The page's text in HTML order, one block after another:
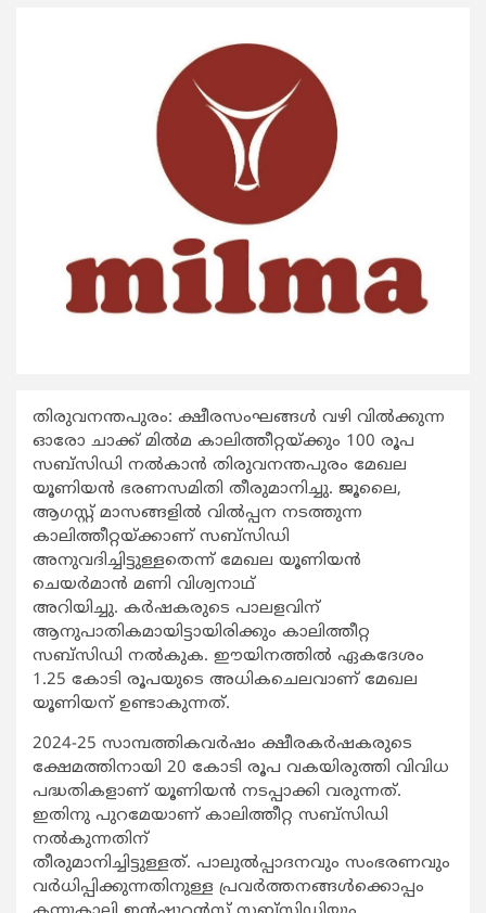
തിരുവനന്തപുരം: ക്ഷീരസംഘങ്ങള്‍ വഴി വില്‍ക്കുന്ന
ഓരോ ചാക്ക് മില്‍മ കാലിത്തീറ്റയ്ക്കും 100 രൂപ
സബ്സിഡി നല്‍കാന്‍ തിരുവനന്തപുരം മേഖല
യൂണിയന്‍ ഭരണസമിതി തീരുമാനിച്ചു. ജൂലൈ,
ആഗസ്റ്റ് മാസങ്ങളില്‍ വില്‍പ്പന നടത്തുന്ന
കാലിത്തീറ്റയ്ക്കാണ് സബ്സിഡി
അനുവദിച്ചിട്ടുള്ളതെന്ന് മേഖല യൂണിയന്‍
ചെയര്‍മാന്‍ മണി വിശ്വനാഥ്
അറിയിച്ചു. കര്‍ഷകരുടെ പാലളവിന്
ആനുപാതികമായിട്ടായിരിക്കും കാലിത്തീറ്റ
സബ്സിഡി നല്‍കുക. ഈയിനത്തില്‍ ഏകദേശം
1.25 കോടി രൂപയുടെ അധികചെലവാണ് മേഖല
യൂണിയന് ഉണ്ടാകുന്നത്.
2024-25 സാമ്പത്തികവര്‍ഷം ക്ഷീരകര്‍ഷകരുടെ
ക്ഷേമത്തിനായി 20 കോടി രൂപ വകയിരുത്തി വിവിധ
പദ്ധതികളാണ് യൂണിയന്‍ നടപ്പാക്കി വരുന്നത്.
ഇതിനു പുറമേയാണ് കാലിത്തീറ്റ സബ്സിഡി
നല്‍കുന്നതിന്
തീരുമാനിച്ചിട്ടുള്ളത്. പാലുല്‍പ്പാദനവും സംഭരണവും
വര്‍ധിപ്പിക്കുന്നതിനുള്ള പ്രവര്‍ത്തനങ്ങള്‍ക്കൊപ്പം